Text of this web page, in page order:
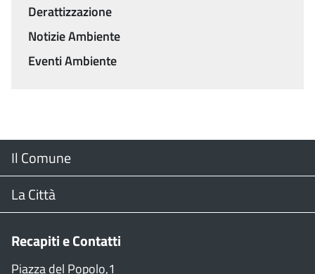
Derattizzazione
Notizie Ambiente
Eventi Ambiente
Menu
Footer
Il Comune
Il Sindaco
Consiglio Comunale
La Città
Web Cam
Stradario
Recapiti e Contatti
Piazza del Popolo,1